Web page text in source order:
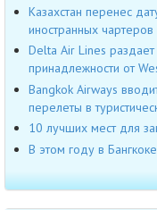
Казахстан перенес
иностранных чартеров
Delta Air Lines раздает
принадлежности от
Bangkok Airways
перелеты в
10 лучших мест для
В этом году в